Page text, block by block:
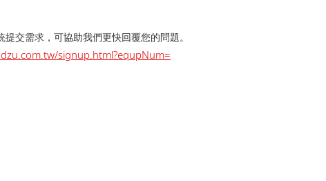
交需求，可協助我們更快回覆您的問題。
signup.html?equpNum=